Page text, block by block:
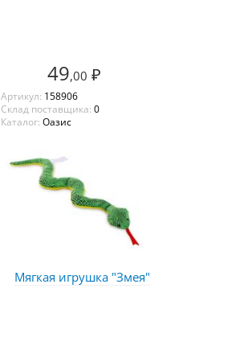
49,00 ₽
Артикул: 158906
Склад поставщика: 0
Каталог: Оазис
Мягкая игрушка "Змея"